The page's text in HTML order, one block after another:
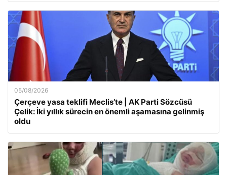
05/08/2026
Çerçeve yasa teklifi Meclis’te | AK Parti Sözcüsü
Çelik: İki yıllık sürecin en önemli aşamasına gelinmiş
oldu